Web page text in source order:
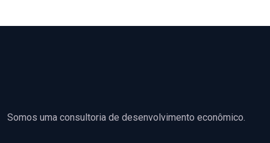
Somos uma consultoria de desenvolvimento econômico.